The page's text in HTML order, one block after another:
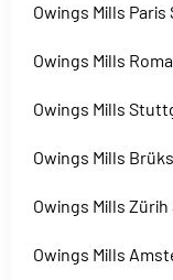
Owings Mills Paris
Owings Mills
Owings Mills
Owings Mills
Owings Mills Zürih
Owings Mills